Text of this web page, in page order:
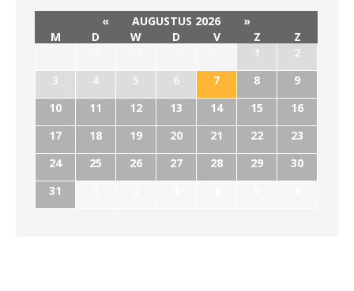
« AUGUSTUS 2026
»
M
D W D V Z
Z
1
2
3
4 5 6 7 8
9
10
11 12 13 14 15
16
17
18 19 20 21 22
23
24
25 26 27 28 29
30
31